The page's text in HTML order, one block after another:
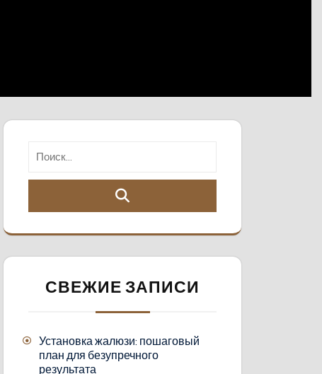
СВЕЖИЕ ЗАПИСИ
Установка жалюзи: пошаговый
план для безупречного
результата